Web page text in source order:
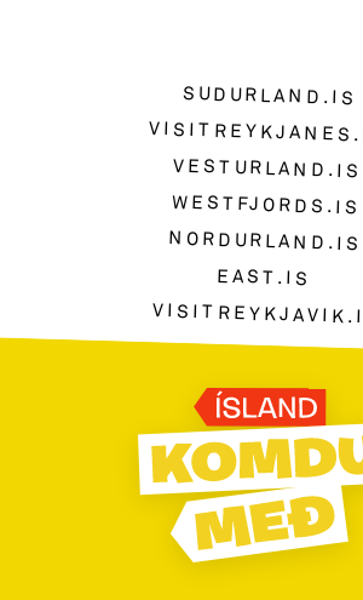
SUDURLAND.IS
VESTURLAND.IS
WESTFJORDS.IS
NORDURLAND.IS
EAST.IS